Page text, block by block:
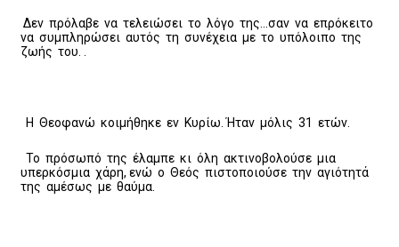
Δεν πρόλαβε να τελειώσει το λόγο της…σαν να επρόκειτο
να συμπληρώσει αυτός τη συνέχεια με το υπόλοιπο της
ζωής του. .
Η Θεοφανώ κοιμήθηκε εν Κυρίω. Ήταν μόλις 31 ετών.
Το πρόσωπό της έλαμπε κι όλη ακτινοβολούσε μια
υπερκόσμια χάρη, ενώ ο Θεός πιστοποιούσε την αγιότητά
της αμέσως με θαύμα.